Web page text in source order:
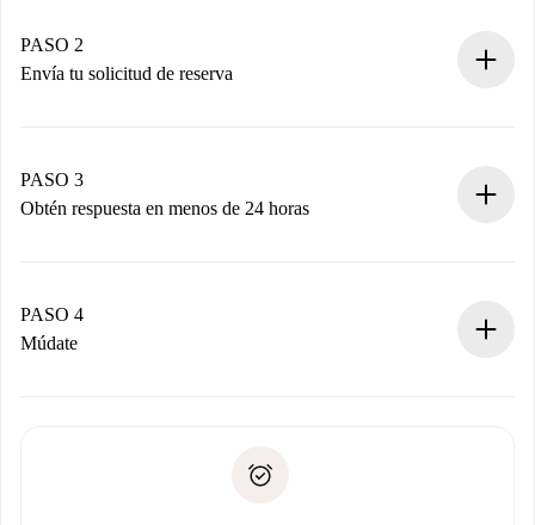
Tienes toda la información necesaria por adelantado.
PASO 2
Envía tu solicitud de reserva
propietario acepte.
PASO 3
Obtén respuesta en menos de 24 horas
contacto con el propietario.
Si es rechazada: No te haremos ningún cargo y te
Prueba de solvencia
PASO 4
Múdate
no nos comunicas ningún problema.